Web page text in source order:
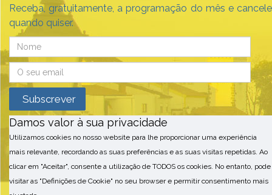
Receba, gratuitamente, a programação do mês e cancele
quando quiser.
Damos valor à sua privacidade
Utilizamos cookies no nosso website para lhe proporcionar uma experiência
mais relevante, recordando as suas preferências e as suas visitas repetidas. Ao
clicar em "Aceitar", consente a utilização de TODOS os cookies. No entanto, pode
visitar as "Definições de Cookie" no seu browser e permitir consentimento mais